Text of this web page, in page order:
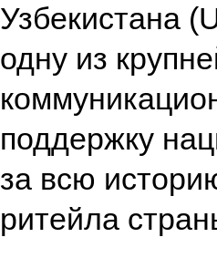
Узбекистана
одну из
поддержку
за всю
ритейла